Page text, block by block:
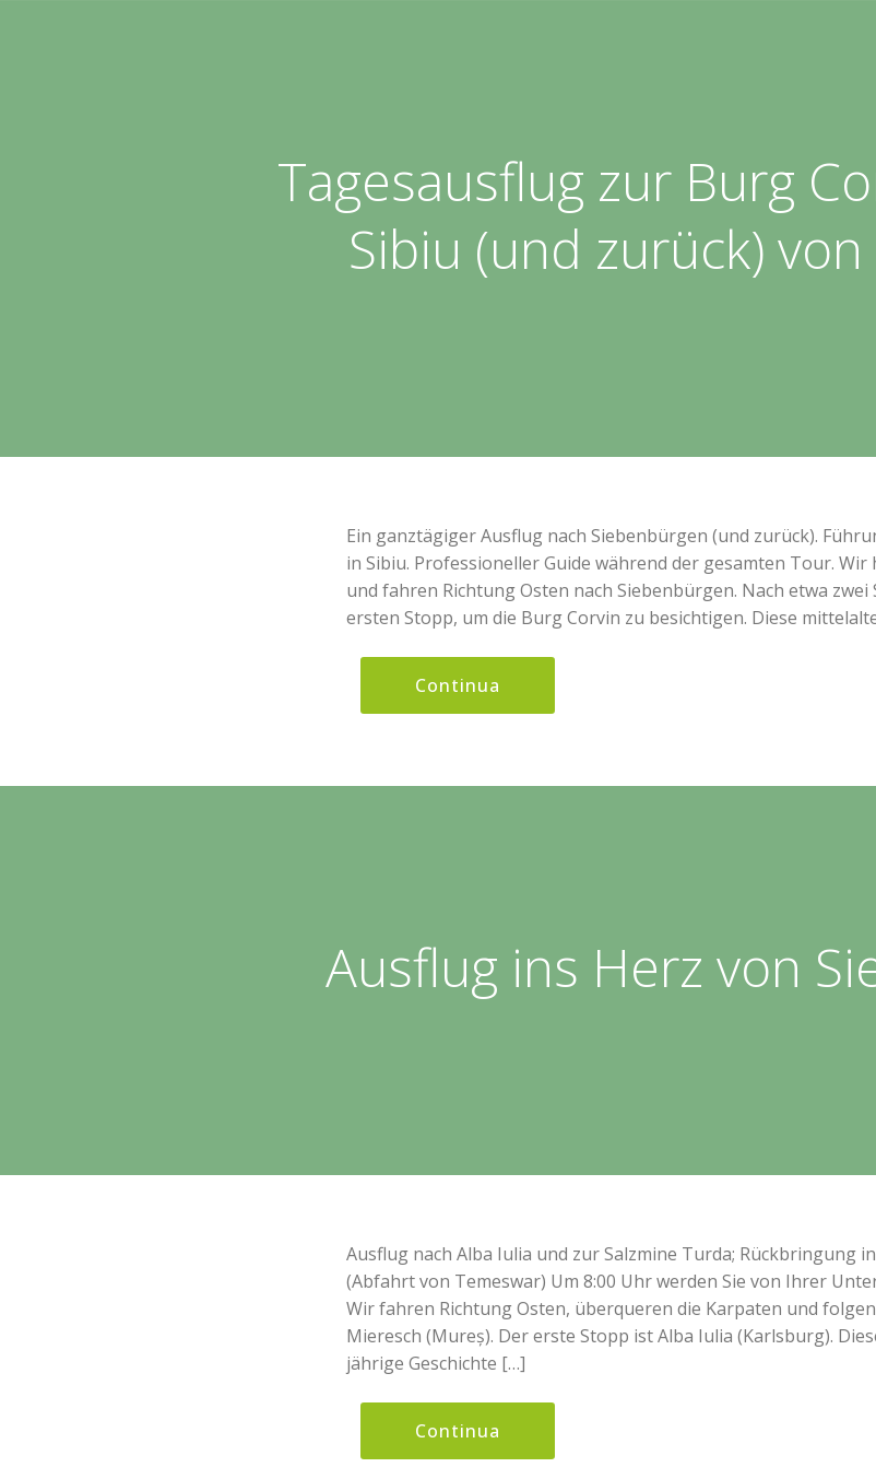
Tagesausflug zur Burg
Sibiu (und zurück)
Ein ganztägiger Ausflug nach Siebenbürgen (und zurück).
in Sibiu. Professioneller Guide während der gesamten Tour. Wir
und fahren Richtung Osten nach Siebenbürgen. Nach etwa
ersten Stopp, um die Burg Corvin zu besichtigen. Diese
Continua
Ausflug ins Herz von
Ausflug nach Alba Iulia und zur Salzmine Turda; Rückbringung
(Abfahrt von Temeswar) Um 8:00 Uhr werden Sie von Ihrer
Wir fahren Richtung Osten, überqueren die Karpaten und
Mieresch (Mureș). Der erste Stopp ist Alba Iulia (Karlsburg).
jährige Geschichte […]
Continua